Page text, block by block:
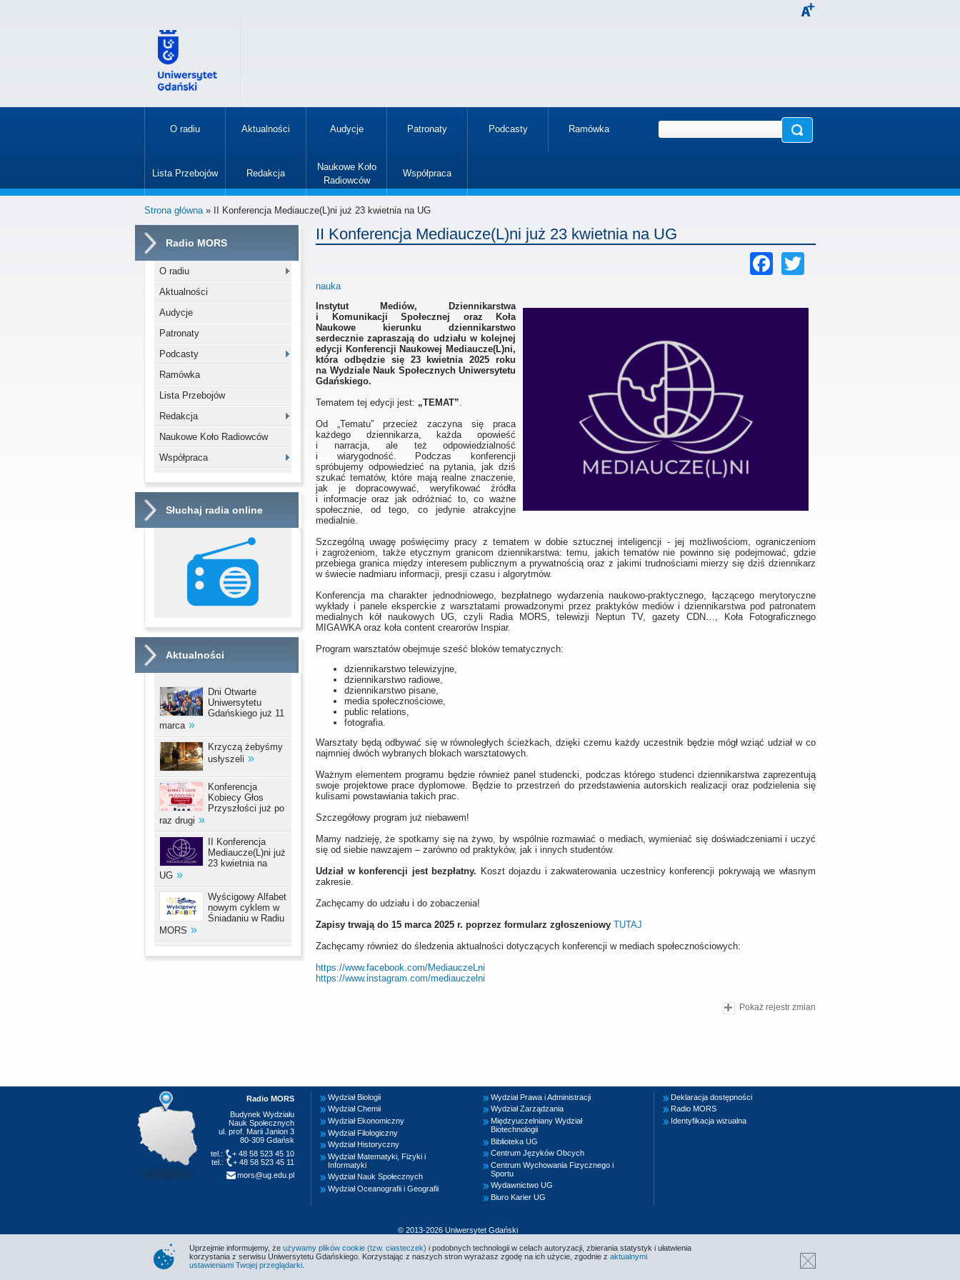
O radiu Aktualności Audycje Patronaty Podcasty Ramówka
Lista Przebojów Redakcja
Naukowe Koło
Radiowców
Współpraca
Strona główna» II Konferencja Mediaucze(L)ni już 23 kwietnia na UG
Radio MORS
O radiu
Aktualności
Audycje
Patronaty
Podcasty
Ramówka
Lista Przebojów
Redakcja
Naukowe Koło Radiowców
Współpraca
Słuchaj radia online
Aktualności
Dni Otwarte
Uniwersytetu
Gdańskiego już 11
marca
Krzyczą żebyśmy
usłyszeli
Konferencja
Kobiecy Głos
Przyszłości już po
raz drugi
II Konferencja
Mediaucze(L)ni już
23 kwietnia na
UG
Wyścigowy Alfabet
nowym cyklem w
Śniadaniu w Radiu
MORS
II Konferencja Mediaucze(L)ni już 23 kwietnia na UG
Facebook
nauka
Instytut Mediów, Dziennikarstwa
i Komunikacji Społecznej oraz Koła
Naukowe kierunku dziennikarstwo
serdecznie zapraszają do udziału w kolejnej
edycji Konferencji Naukowej Mediaucze(L)ni,
która odbędzie się 23 kwietnia 2025 roku
na Wydziale Nauk Społecznych Uniwersytetu
Gdańskiego.
Tematem tej edycji jest: „TEMAT”
Od „Tematu” przecież zaczyna się praca
każdego dziennikarza, każda opowieść
i narracja, ale też odpowiedzialność
i wiarygodność. Podczas konferencji
spróbujemy odpowiedzieć na pytania, jak dziś
szukać tematów, które mają realne znaczenie,
jak je dopracowywać, weryfikować źródła
i informacje oraz jak odróżniać to, co ważne
społecznie, od tego, co jedynie atrakcyjne
medialnie.
Szczególną uwagę poświęcimy pracy z tematem w dobie sztucznej inteligencji - jej możliwościom, ograniczeniom
i zagrożeniom, także etycznym granicom dziennikarstwa: temu, jakich tematów nie powinno się podejmować, gdzie
przebiega granica między interesem publicznym a prywatnością oraz z jakimi trudnościami mierzy się dziś dziennikarz
w świecie nadmiaru informacji, presji czasu i algorytmów.
Konferencja ma charakter jednodniowego, bezpłatnego wydarzenia naukowo-praktycznego, łączącego merytoryczne
wykłady i panele eksperckie z warsztatami prowadzonymi przez praktyków mediów i dziennikarstwa pod patronatem
medialnych kół naukowych UG, czyli Radia MORS, telewizji Neptun TV, gazety CDN…, Koła Fotograficznego
MIGAWKA oraz koła content crearorów Inspiar.
Program warsztatów obejmuje sześć bloków tematycznych:
dziennikarstwo telewizyjne,
dziennikarstwo radiowe,
dziennikarstwo pisane,
media społecznościowe,
public relations,
fotografia.
Warsztaty będą odbywać się w równoległych ścieżkach, dzięki czemu każdy uczestnik będzie mógł wziąć udział w co
najmniej dwóch wybranych blokach warsztatowych.
Ważnym elementem programu będzie również panel studencki, podczas którego studenci dziennikarstwa zaprezentują
swoje projektowe prace dyplomowe. Będzie to przestrzeń do przedstawienia autorskich realizacji oraz podzielenia się
kulisami powstawiania takich prac.
Szczegółowy program już niebawem!
Mamy nadzieję, że spotkamy się na żywo, by wspólnie rozmawiać o mediach, wymieniać się doświadczeniami i uczyć
się od siebie nawzajem – zarówno od praktyków, jak i innych studentów.
Udział w konferencji jest bezpłatny. Koszt dojazdu i zakwaterowania uczestnicy konferencji pokrywają we własnym
zakresie.
Zachęcamy do udziału i do zobaczenia!
Zapisy trwają do 15 marca 2025 r. poprzez formularz zgłoszeniowy TUTAJ
Zachęcamy również do śledzenia aktualności dotyczących konferencji w mediach społecznościowych:
https://www.facebook.com/MediauczeLni
https://www.instagram.com/mediauczelni
Pokaż rejestr zmian
Radio MORS
Budynek Wydziału
Nauk Społecznych
ul. prof. Marii Janion 3
80-309 Gdańsk
tel.:
+ 48 58 523 45 10
tel.:
+ 48 58 523 45 11
mors@ug.edu.pl
Wydział Biologii
Wydział Chemii
Wydział Ekonomiczny
Wydział Filologiczny
Wydział Historyczny
Wydział Matematyki, Fizyki i
Informatyki
Wydział Nauk Społecznych
Wydział Oceanografii i Geografii
Wydział Prawa i Administracji
Wydział Zarządzania
Międzyuczelniany Wydział
Biotechnologii
Biblioteka UG
Centrum Języków Obcych
Centrum Wychowania Fizycznego i
Sportu
Wydawnictwo UG
Biuro Karier UG
Deklaracja dostępności
Radio MORS
Identyfikacja wizualna
© 2013-2026 Uniwersytet Gdański
Uprzejmie informujemy, że używamy plików cookie (tzw. ciasteczek) i podobnych technologii w celach autoryzacji, zbierania statystyk i ułatwienia
korzystania z serwisu Uniwersytetu Gdańskiego. Korzystając z naszych stron wyrażasz zgodę na ich użycie, zgodnie z aktualnymi
ustawieniami Twojej przeglądarki.